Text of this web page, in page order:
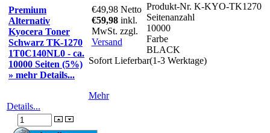
Premium
Alternativ
Kyocera Toner
Schwarz TK-1270
1T0C140NL0 - ca.
10000 Seiten (5%)
» mehr Details...
€49,98 Netto
€59,98 inkl.
MwSt. zzgl.
Versand
Produkt-Nr. K-KYO-TK1270
Seitenanzahl
10000
Farbe
BLACK
Sofort Lieferbar(1-3 Werktage)
Mehr
Details...